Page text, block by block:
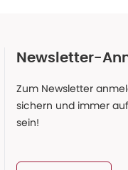
Newsletter-
Zum Newsletter
sichern und immer
sein!